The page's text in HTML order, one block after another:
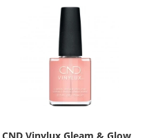
CND Vinylux Gleam & Glow